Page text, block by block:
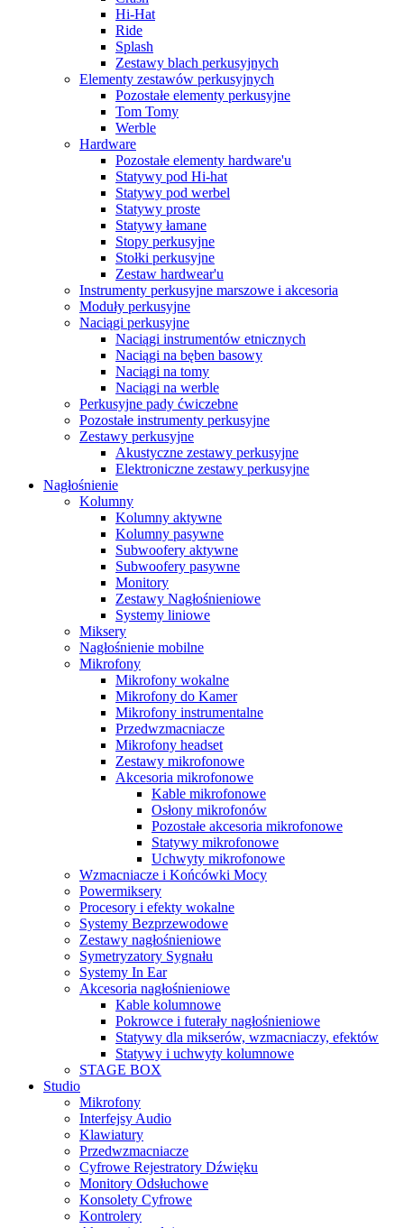
Hi-Hat
Ride
Splash
Zestawy blach perkusyjnych
Elementy zestawów perkusyjnych
Pozostałe elementy perkusyjne
Tom Tomy
Werble
Hardware
Pozostałe elementy hardware'u
Statywy pod Hi-hat
Statywy pod werbel
Statywy proste
Statywy łamane
Stopy perkusyjne
Stołki perkusyjne
Zestaw hardwear'u
Instrumenty perkusyjne marszowe i akcesoria
Moduły perkusyjne
Naciągi perkusyjne
Naciągi instrumentów etnicznych
Naciągi na bęben basowy
Naciągi na tomy
Naciągi na werble
Perkusyjne pady ćwiczebne
Pozostałe instrumenty perkusyjne
Zestawy perkusyjne
Akustyczne zestawy perkusyjne
Elektroniczne zestawy perkusyjne
Nagłośnienie
Kolumny
Kolumny aktywne
Kolumny pasywne
Subwoofery aktywne
Subwoofery pasywne
Monitory
Zestawy Nagłośnieniowe
Systemy liniowe
Miksery
Nagłośnienie mobilne
Mikrofony
Mikrofony wokalne
Mikrofony do Kamer
Mikrofony instrumentalne
Przedwzmacniacze
Mikrofony headset
Zestawy mikrofonowe
Akcesoria mikrofonowe
Kable mikrofonowe
Osłony mikrofonów
Pozostałe akcesoria mikrofonowe
Statywy mikrofonowe
Uchwyty mikrofonowe
Wzmacniacze i Końcówki Mocy
Powermiksery
Procesory i efekty wokalne
Systemy Bezprzewodowe
Zestawy nagłośnieniowe
Symetryzatory Sygnału
Systemy In Ear
Akcesoria nagłośnieniowe
Kable kolumnowe
Pokrowce i futerały nagłośnieniowe
Statywy dla mikserów, wzmacniaczy, efektów
Statywy i uchwyty kolumnowe
STAGE BOX
Studio
Mikrofony
Interfejsy Audio
Klawiatury
Przedwzmacniacze
Cyfrowe Rejestratory Dźwięku
Monitory Odsłuchowe
Konsolety Cyfrowe
Kontrolery